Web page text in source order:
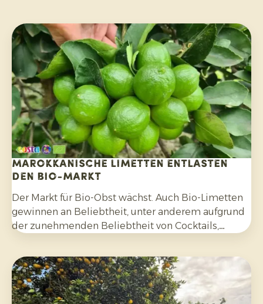
Marokkanische Limetten entlasten
den Bio-Markt
Der Markt für Bio-Obst wächst. Auch Bio-Limetten
gewinnen an Beliebtheit, unter anderem aufgrund
der zunehmenden Beliebtheit von Cocktails,
durch die breitere Verwendung in Salaten, Currys
und anderen Gerichten. Darüber hinaus
entscheiden sich Verbraucher bewusster für
Zitrusfrüchte, die ohne synthetische Pestizide